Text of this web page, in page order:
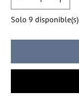
Solo 9 disponible(s)